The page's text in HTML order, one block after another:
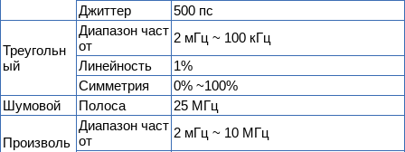
Джиттер
500 пс
Треугольн
ый
Диапазон част
от
2 мГц ~ 100 кГц
Линейность
1%
Симметрия
0% ~100%
Шумовой
Полоса 25 МГц
Произволь
Диапазон част
от
2 мГц ~ 10 МГц